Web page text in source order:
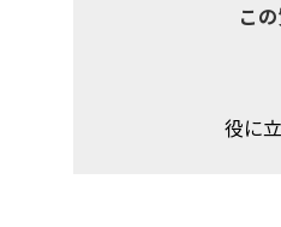
こ
役に